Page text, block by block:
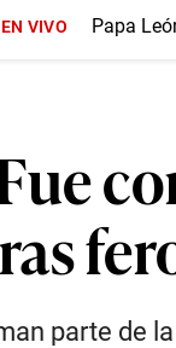
EN VIVO Papa
parte de